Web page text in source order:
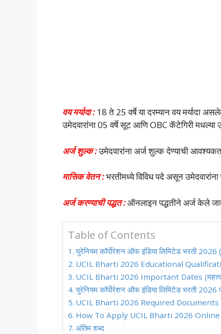
वय मर्यादा :18 ते 25 वर्षे या दरम्यान वय मर्यादा
उमेदवारांना 05 वर्षे सूट आणि OBC कॅटेगिरी मधल्या
अर्ज शुल्क :उमेदवारांना अर्ज शुल्क देण्याची
मासिक वेतन :भरतीमध्ये विविध पदे असून
अर्ज करण्याची पद्धत :ऑनलाइन पद्धतीने अर्ज केले
Table of Contents
युरेनियम कॉर्पोरेशन ऑफ इंडिया लिमिटेड भरती
UCIL Bharti 2026 Educational
UCIL Bharti 2026 Important Dates
युरेनियम कॉर्पोरेशन ऑफ इंडिया लिमिटेड भरती 2026
UCIL Bharti 2026 Required Documents
How To Apply UCIL Bharti 2026 Online
अंतिम शब्द